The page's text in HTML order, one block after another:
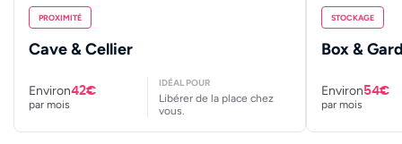
PROXIMITÉ
Cave & Cellier
Environ42€
par mois
IDÉAL POUR
Libérer de la place chez
vous.
STOCKAGE
Box &
Environ54€
par mois